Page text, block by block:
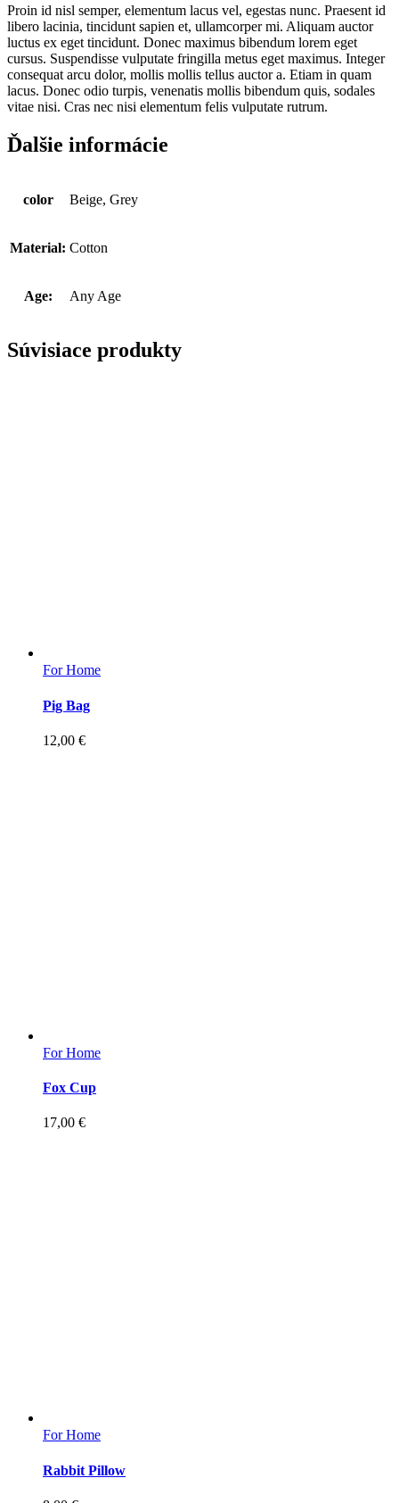
Proin id nisl semper, elementum lacus vel, egestas nunc. Praesent id
libero lacinia, tincidunt sapien et, ullamcorper mi. Aliquam auctor
luctus ex eget tincidunt. Donec maximus bibendum lorem eget
cursus. Suspendisse vulputate fringilla metus eget maximus. Integer
consequat arcu dolor, mollis mollis tellus auctor a. Etiam in quam
lacus. Donec odio turpis, venenatis mollis bibendum quis, sodales
vitae nisi. Cras nec nisi elementum felis vulputate rutrum.
Ďalšie informácie
color Beige, Grey
Material: Cotton
Age: Any Age
Súvisiace produkty
For Home
Pig Bag
12,00 €
For Home
Fox Cup
17,00 €
For Home
Rabbit Pillow